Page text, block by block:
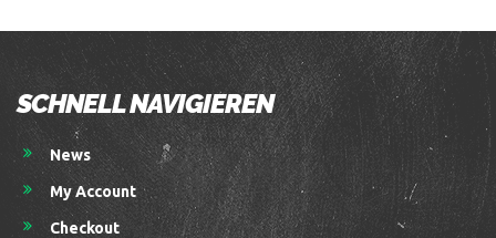
SCHNELL NAVIGIEREN
News
My Account
Checkout